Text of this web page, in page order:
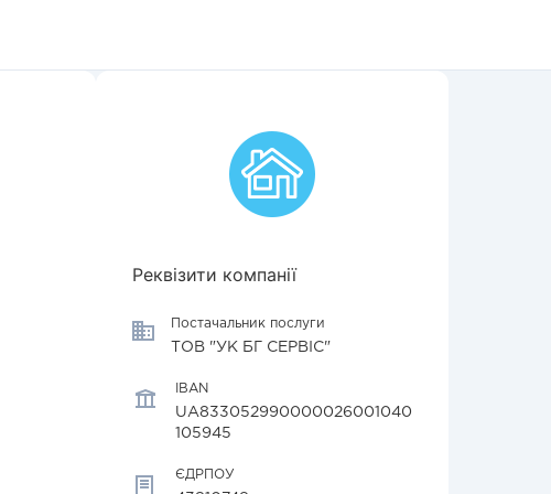
Реквізити компанії
Постачальник послуги
ТОВ "УК БГ СЕРВІС"
IBAN
UA833052990000026001040
105945
ЄДРПОУ